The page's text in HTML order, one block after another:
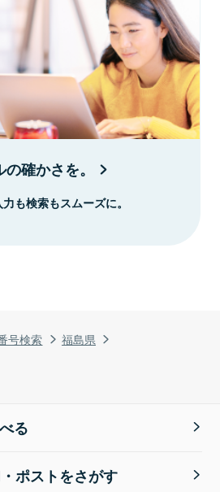
号検索
福島県
確かさを。
も検索もスムーズに。
る
ポストをさがす